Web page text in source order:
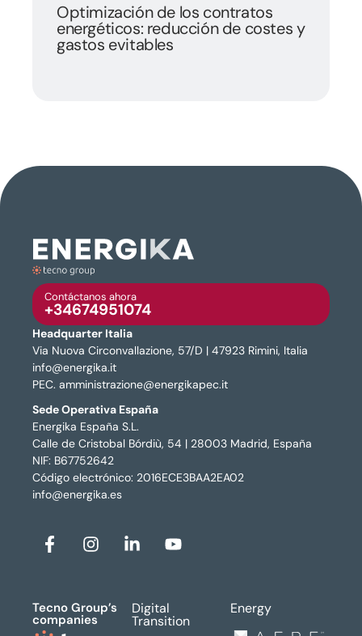
Optimización de los contratos
energéticos: reducción de costes y
gastos evitables
Contáctanos ahora
+34674951074
Headquarter Italia
Via Nuova Circonvallazione, 57/D | 47923 Rimini, Italia
info@energika.it
PEC. amministrazione@energikapec.it
Sede Operativa España
Energika España S.L.
Calle de Cristobal Bórdiù, 54 | 28003 Madrid, España
NIF: B67752642
Código electrónico: 2016ECE3BAA2EA02
info@energika.es
Tecno Group’s
companies
Digital
Transition
Energy